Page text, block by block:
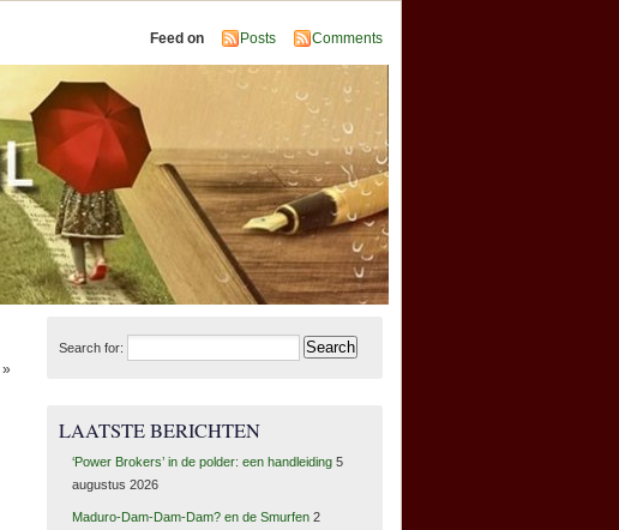
Feed on Posts Comments
»
Search for:
LAATSTE BERICHTEN
‘Power Brokers’ in de polder: een handleiding 5
augustus 2026
Maduro-Dam-Dam-Dam? en de Smurfen 2